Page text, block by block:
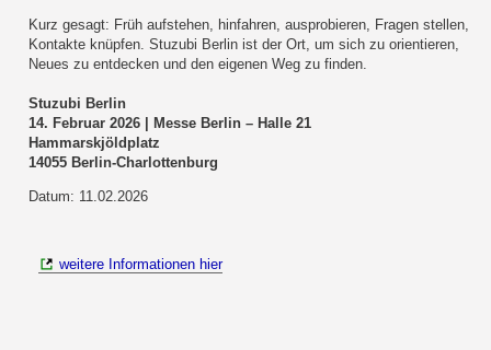
Kurz gesagt: Früh aufstehen, hinfahren, ausprobieren, Fragen stellen,
Kontakte knüpfen. Stuzubi Berlin ist der Ort, um sich zu orientieren,
Neues zu entdecken und den eigenen Weg zu finden.
Stuzubi Berlin
14. Februar 2026 | Messe Berlin – Halle 21
Hammarskjöldplatz
14055 Berlin-Charlottenburg
Datum: 11.02.2026
weitere Informationen hier